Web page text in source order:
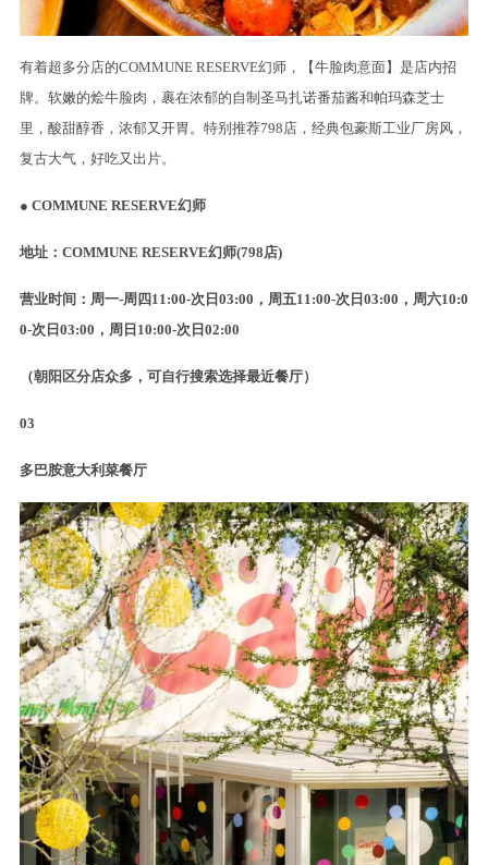
有着超多分店的COMMUNE RESERVE幻师，【牛脸肉意面】是店内招
牌。软嫩的烩牛脸肉，裹在浓郁的自制圣马扎诺番茄酱和帕玛森芝士
里，酸甜醇香，浓郁又开胃。特别推荐798店，经典包豪斯工业厂房风，
复古大气，好吃又出片。
● COMMUNE RESERVE幻师
地址：COMMUNE RESERVE幻师(798店)
营业时间：周一-周四11:00-次日03:00，周五11:00-次日03:00，周六10:0
0-次日03:00，周日10:00-次日02:00
（朝阳区分店众多，可自行搜索选择最近餐厅）
03
多巴胺意大利菜餐厅